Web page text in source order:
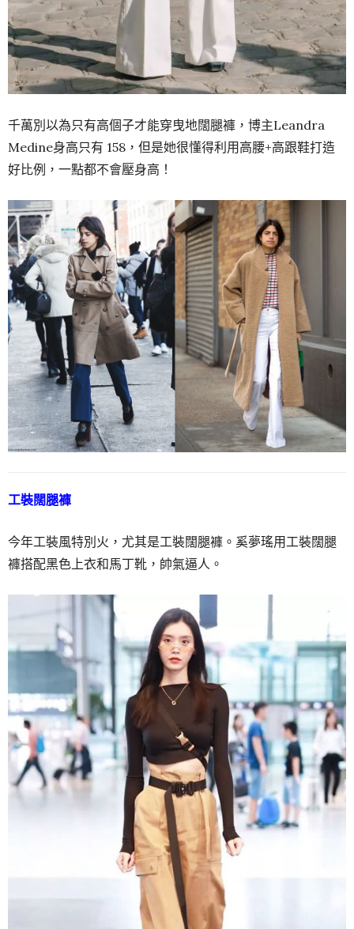
千萬別以為只有高個子才能穿曳地闊腿褲，博主Leandra
Medine身高只有 158，但是她很懂得利用高腰+高跟鞋打造
好比例，一點都不會壓身高！
工裝闊腿褲
今年工裝風特別火，尤其是工裝闊腿褲。奚夢瑤用工裝闊腿
褲搭配黑色上衣和馬丁靴，帥氣逼人。